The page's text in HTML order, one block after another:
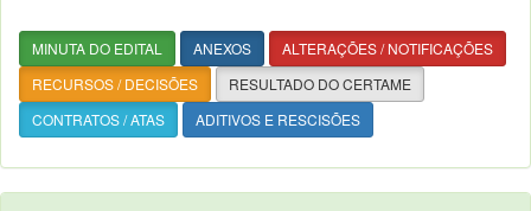
MINUTA DO EDITAL ANEXOS
ALTERAÇÕES / NOTIFICAÇÕES
RECURSOS / DECISÕES
RESULTADO DO CERTAME
CONTRATOS / ATAS
ADITIVOS E RESCISÕES